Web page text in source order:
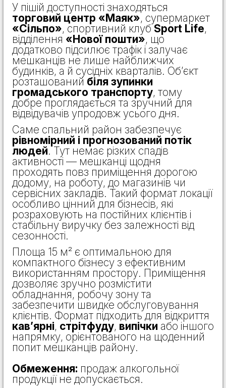
У пішій доступності знаходяться
торговий центр «Маяк», супермаркет
«Сільпо», спортивний клубSport Life,
відділення «Нової пошти», що
додатково підсилює трафік і залучає
мешканців не лише найближчих
будинків, а й сусідніх кварталів. Об’єкт
розташований біля зупинки
громадського транспорту, тому
добре проглядається та зручний для
відвідувачів упродовж усього дня.
Саме спальний район забезпечує
рівномірний і прогнозований потік
людей. Тут немає різких спадів
активності — мешканці щодня
проходять повз приміщення дорогою
додому, на роботу, до магазинів чи
сервісних закладів. Такий формат локації
особливо цінний для бізнесів, які
розраховують на постійних клієнтів і
стабільну виручку без залежності від
сезонності.
Площа 15 м² є оптимальною для
компактного бізнесу з ефективним
використанням простору. Приміщення
дозволяє зручно розмістити
обладнання, робочу зону та
забезпечити швидке обслуговування
клієнтів. Формат підходить для відкриття
кав’ярні, стрітфуду, випічки або іншого
напрямку, орієнтованого на щоденний
попит мешканців району.
Обмеження: продаж алкогольної
продукції не допускається.